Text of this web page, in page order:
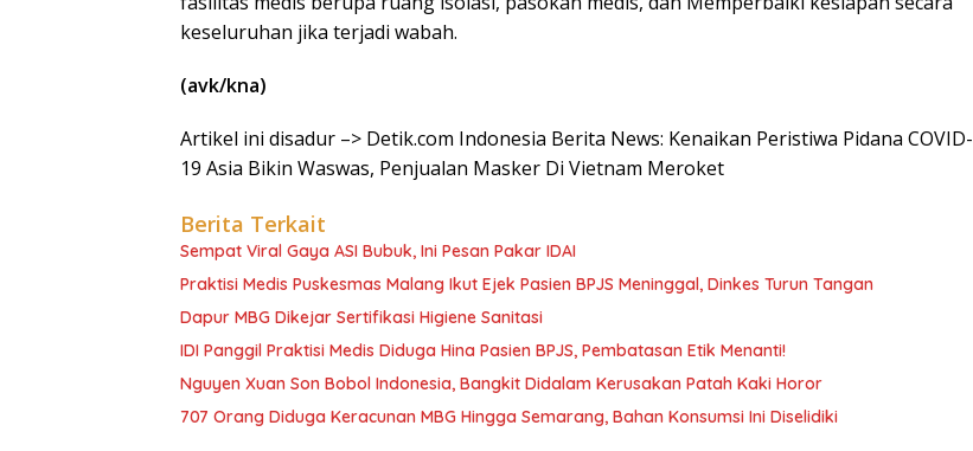
keseluruhan jika terjadi wabah.
(avk/kna)
Artikel ini disadur –> Detik.com Indonesia Berita News: Kenaikan Peristiwa Pidana COVID-
19 Asia Bikin Waswas, Penjualan Masker Di Vietnam Meroket
Berita Terkait
Sempat Viral Gaya ASI Bubuk, Ini Pesan Pakar IDAI
Praktisi Medis Puskesmas Malang Ikut Ejek Pasien BPJS Meninggal, Dinkes Turun Tangan
Dapur MBG Dikejar Sertifikasi Higiene Sanitasi
IDI Panggil Praktisi Medis Diduga Hina Pasien BPJS, Pembatasan Etik Menanti!
Nguyen Xuan Son Bobol Indonesia, Bangkit Didalam Kerusakan Patah Kaki Horor
707 Orang Diduga Keracunan MBG Hingga Semarang, Bahan Konsumsi Ini Diselidiki